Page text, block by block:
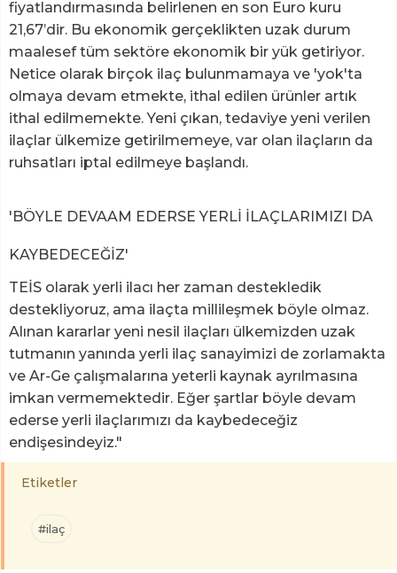
fiyatlandırmasında belirlenen en son Euro kuru
21,67’dir. Bu ekonomik gerçeklikten uzak durum
maalesef tüm sektöre ekonomik bir yük getiriyor.
Netice olarak birçok ilaç bulunmamaya ve 'yok'ta
olmaya devam etmekte, ithal edilen ürünler artık
ithal edilmemekte. Yeni çıkan, tedaviye yeni verilen
ilaçlar ülkemize getirilmemeye, var olan ilaçların da
ruhsatları iptal edilmeye başlandı.
'BÖYLE DEVAAM EDERSE YERLİ İLAÇLARIMIZI DA
KAYBEDECEĞİZ'
TEİS olarak yerli ilacı her zaman destekledik
destekliyoruz, ama ilaçta millileşmek böyle olmaz.
Alınan kararlar yeni nesil ilaçları ülkemizden uzak
tutmanın yanında yerli ilaç sanayimizi de zorlamakta
ve Ar-Ge çalışmalarına yeterli kaynak ayrılmasına
imkan vermemektedir. Eğer şartlar böyle devam
ederse yerli ilaçlarımızı da kaybedeceğiz
endişesindeyiz."
Etiketler
#ilaç